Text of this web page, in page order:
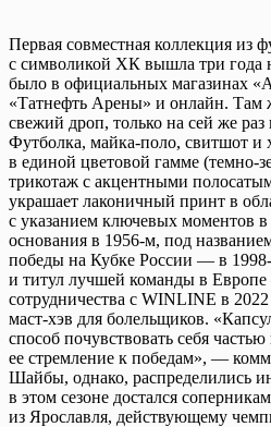
Первая совместная коллекция из
с символикой ХК вышла три года
было в официальных магазинах
«Татнефть Арены» и онлайн. Там
свежий дроп, только на сей же раз
Футболка, майка-поло, свитшот и
в единой цветовой гамме (темно-
трикотаж с акцентными
украшает лаконичный принт в
с указанием ключевых моментов
основания в 1956-м, под
победы на Кубке России — в
и титул лучшей команды в
сотрудничества с WINLINE в
маст-хэв для болельщиков.
способ почувствовать себя
ее стремление к победам», —
Шайбы, однако, распределились
в этом сезоне достался
из Ярославля, действующему